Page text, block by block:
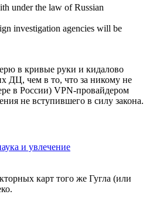
under the law of Russian
investigation agencies will be
в кривые руки и кидалово
ДЦ, чем в то, что за никому не
в России) VPN-провайдером
не вступившего в силу закона.
и увлечение
карт того же Гугла (или